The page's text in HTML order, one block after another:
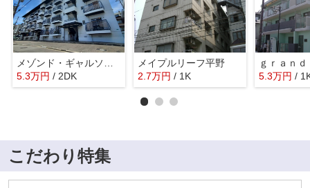
5.3万円 / 2DK
メイプルリーフ平野
2.7万円 / 1K
ｇｒａｎ
5.3万円 /
こだわり特集